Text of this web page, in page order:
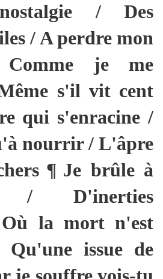
/ Des
/ A perdre mon
je me
s'il vit cent
qui s'enracine /
nourrir / L'âpre
¶ Je brûle à
/ D'inerties
la mort n'est
issue de